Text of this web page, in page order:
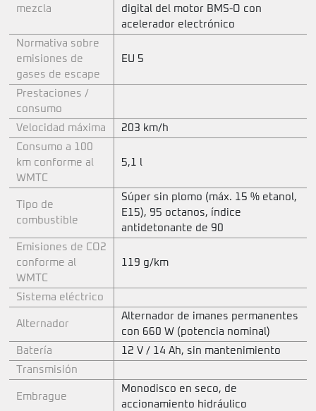
mezcla
digital del motor BMS-O con
acelerador electrónico
Normativa sobre
emisiones de
gases de escape
EU 5
Prestaciones /
consumo
Velocidad máxima
203 km/h
Consumo a 100
km conforme al
WMTC
5,1 l
Tipo de
combustible
Súper sin plomo (máx. 15 % etanol,
E15), 95 octanos, índice
antidetonante de 90
Emisiones de CO2
conforme al
WMTC
119 g/km
Sistema eléctrico
Alternador
Alternador de imanes permanentes
con 660 W (potencia nominal)
Batería
12 V / 14 Ah, sin mantenimiento
Transmisión
Embrague
Monodisco en seco, de
accionamiento hidráulico